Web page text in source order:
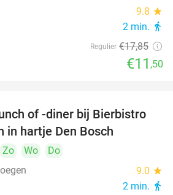
9.8 star
2 min. directions_walk
Regulier €17,85
€11 ,50
41%
of -diner bij Bierbistro
in hartje Den Bosch
Zo Wo
Do
9.0 star
2 min. directions_walk